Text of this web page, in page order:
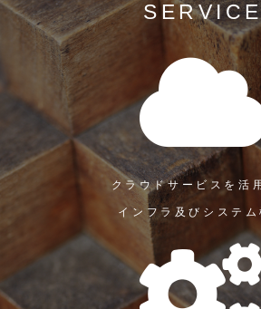
SERVICE
クラウドサービスを活
インフラ及びシステム